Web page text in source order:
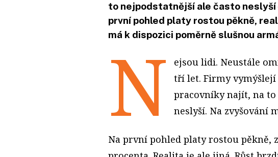
to nejpodstatnější ale často neslyší
první pohled platy rostou pěkně,
má k dispozici poměrně slušnou
N
ejsou lidi. Neustále
tří let. Firmy vymýšlejí
pracovníky najít, na to
neslyší. Na zvyšování
Na první pohled platy rostou pěkně,